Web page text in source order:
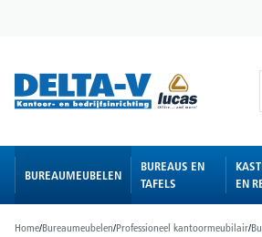
BUREAUMEUBELEN
BUREAUS EN
TAFELS
EN
Home/Bureaumeubelen/Professioneel kantoormeubilair/